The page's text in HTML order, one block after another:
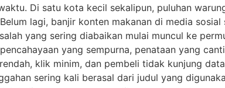
Di satu kota kecil sekalipun, puluhan
lagi, banjir konten makanan di media
yang sering diabaikan mulai muncul ke
yang sempurna, penataan yang
klik minim, dan pembeli tidak kunjung
sering kali berasal dari judul yang